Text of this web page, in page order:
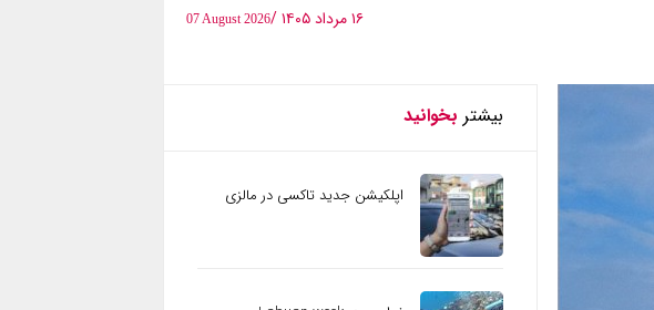
۱۶ مرداد ۱۴۰۵ /
07 August 2026
بیشتر بخوانید
اپلکیشن جدید تاکسی در مالزی